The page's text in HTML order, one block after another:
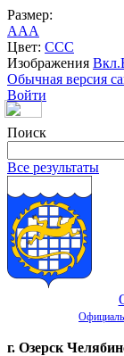
Размер:
AAA
Цвет: CCC
Изображения Вкл.
Обычная версия
Войти
Поиск
Все результаты
г. Озерск